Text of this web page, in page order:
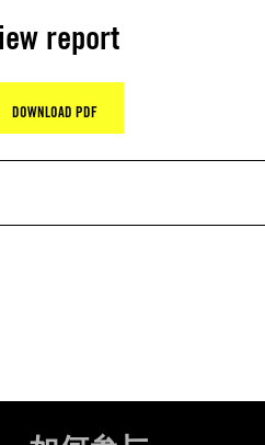
report
DOWNLOAD PDF